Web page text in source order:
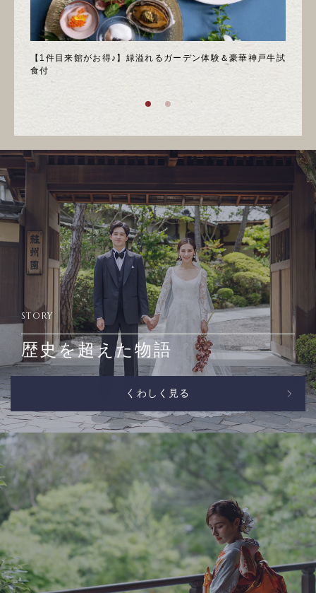
【1件目来館がお得♪】緑溢れるガーデン体験＆豪華神戸牛試
食付
STORY
歴史を超えた物語
くわしく見る